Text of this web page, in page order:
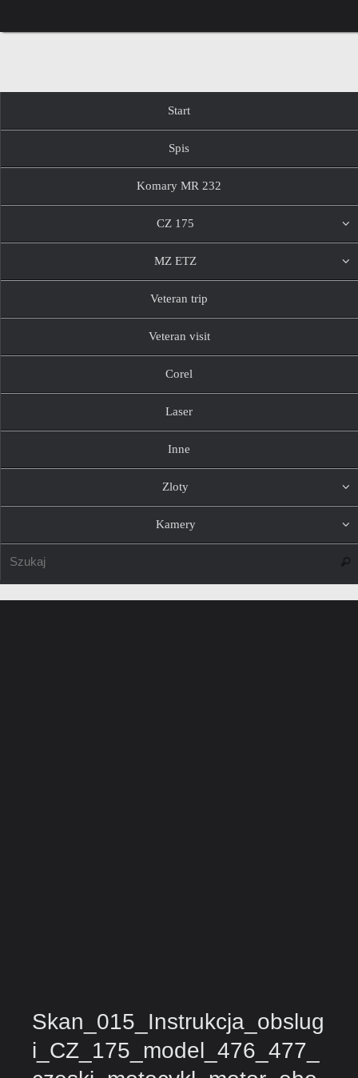
do
treści
Start
Spis
Komary MR 232
CZ 175
MZ ETZ
Veteran trip
Veteran visit
Corel
Laser
Inne
Zloty
Kamery
Skan_015_Instrukcja_obslug
i_CZ_175_model_476_477_